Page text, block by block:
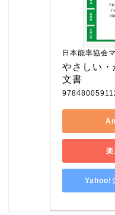
日本能率協会
やさしい・
文書
楽
Yahoo!